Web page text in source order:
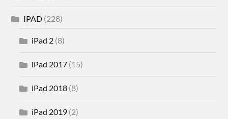
IPAD (228)
iPad 2 (8)
iPad 2017 (15)
iPad 2018 (8)
iPad 2019 (2)